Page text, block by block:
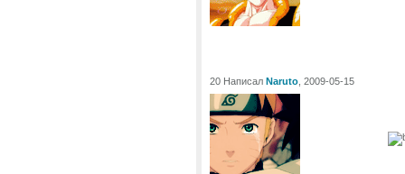
20 Написал Naruto , 2009-05-15